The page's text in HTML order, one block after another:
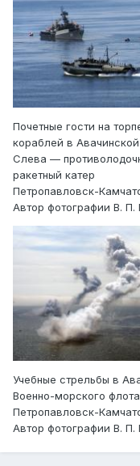
Почетные гости на
кораблей в
Слева —
ракетный катер
Петропавловск-
Автор фотографии В.
Учебные стрельбы в
Военно-морского флота
Петропавловск-
Автор фотографии В.